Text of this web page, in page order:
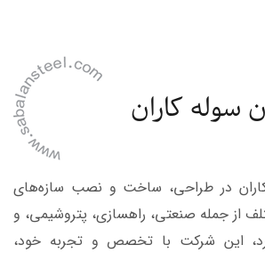
کاران
در طراحی، ساخت و نصب سازه‌های
از جمله صنعتی، راهسازی، پتروشیمی، و
این شرکت با تخصص و تجربه خود،